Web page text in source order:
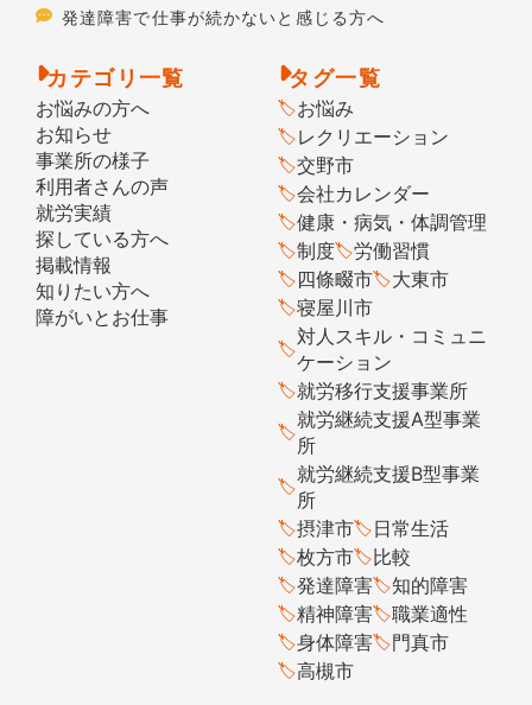
発達障害で仕事が続かないと感じる方へ
カテゴリ一覧
お悩みの方へ
お知らせ
事業所の様子
利用者さんの声
就労実績
探している方へ
掲載情報
知りたい方へ
障がいとお仕事
タグ一覧
お悩み
レクリエーション
交野市
会社カレンダー
健康・病気・体調管理
制度
労働習慣
四條畷市
大東市
寝屋川市
対人スキル・コミュニ
ケーション
就労移行支援事業所
就労継続支援A型事業
所
就労継続支援B型事業
所
摂津市
日常生活
枚方市
比較
発達障害
知的障害
精神障害
職業適性
身体障害
門真市
高槻市